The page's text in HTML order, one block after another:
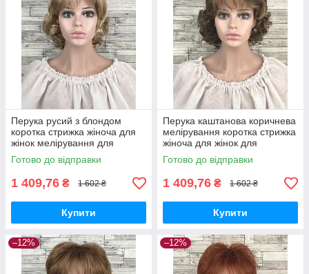
Перука русий з блондом
коротка стрижка жіноча для
жінок мелірування для
щоденної носки Hivision
1560А H16/613
Готово до відправки
1 409,76 ₴ 1 602 ₴
Купити
Перука каштанова коричнева
мелірування коротка стрижка
жіноча для жінок для
щоденної носки Hivision
1560A-RM73
Готово до відправки
1 409,76 ₴ 1 602 ₴
Купити
–12% –12%